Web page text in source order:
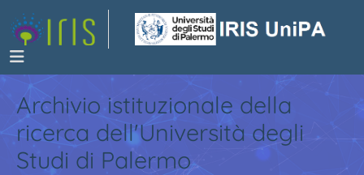
Archivio istituzionale della
ricerca dell'Università degli
Studi di Palermo